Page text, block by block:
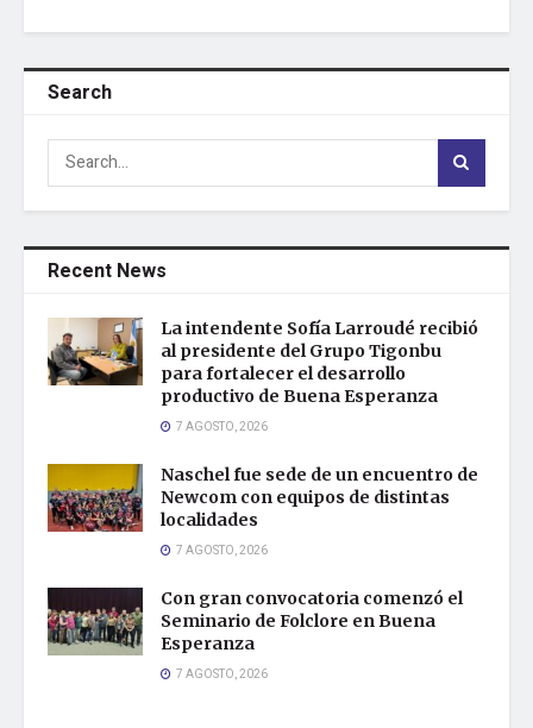
Search
Recent News
La intendente Sofía Larroudé recibió
al presidente del Grupo Tigonbu
para fortalecer el desarrollo
productivo de Buena Esperanza
7 AGOSTO, 2026
Naschel fue sede de un encuentro de
Newcom con equipos de distintas
localidades
7 AGOSTO, 2026
Con gran convocatoria comenzó el
Seminario de Folclore en Buena
Esperanza
7 AGOSTO, 2026